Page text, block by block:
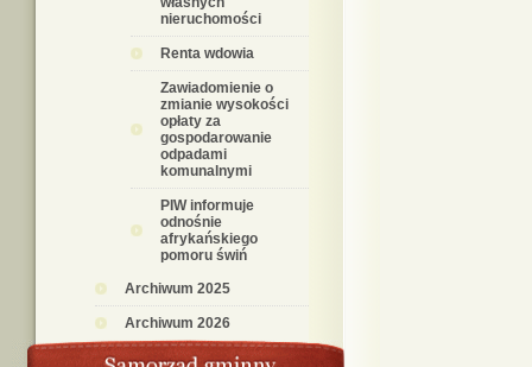
nieruchomości
Renta wdowia
Zawiadomienie o
zmianie wysokości
opłaty za
gospodarowanie
odpadami
komunalnymi
PIW informuje
odnośnie
afrykańskiego
pomoru świń
Archiwum 2025
Archiwum 2026